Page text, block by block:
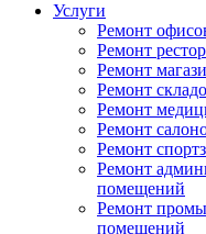
Услуги
Ремонт
Ремонт
Ремонт
Ремонт
Ремонт
Ремонт
Ремонт
Ремонт
помещений
Ремонт
помещений